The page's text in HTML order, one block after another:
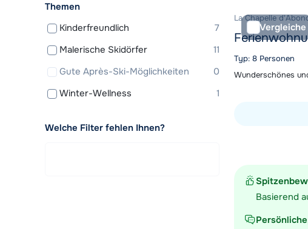
Basierend
Vergleiche
La Chapelle
Typ: 8 Personen
Wunderschönes
Themen
Kinderfreundlich
7
Malerische Skidörfer
11
Gute Après-Ski-Möglichkeiten
0
Winter-Wellness
1
Welche Filter fehlen Ihnen?